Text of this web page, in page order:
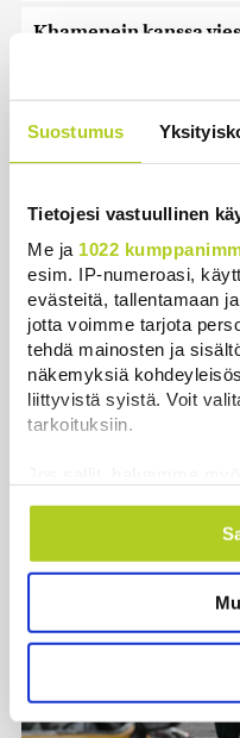
Suostumus
Tietojesi vastuullinen
Me ja 1022
esim. IP-numeroasi,
evästeitä, tallentamaan
jotta voimme tarjota
tehdä mainosten ja
näkemyksiä
liittyvistä syistä. Voit
tarkoituksiin.
Kerätä tietoja
mahdollisesti
ominaispiirteitä
Lue lisää siitä, miten
suostumustasi tai
evästeilmoituksessa.
Khamenein kanssa
paljastaa Ylen mittaus
löydä puoluetta”
Uutiset | 6.8.2026 15:57
Uutiset